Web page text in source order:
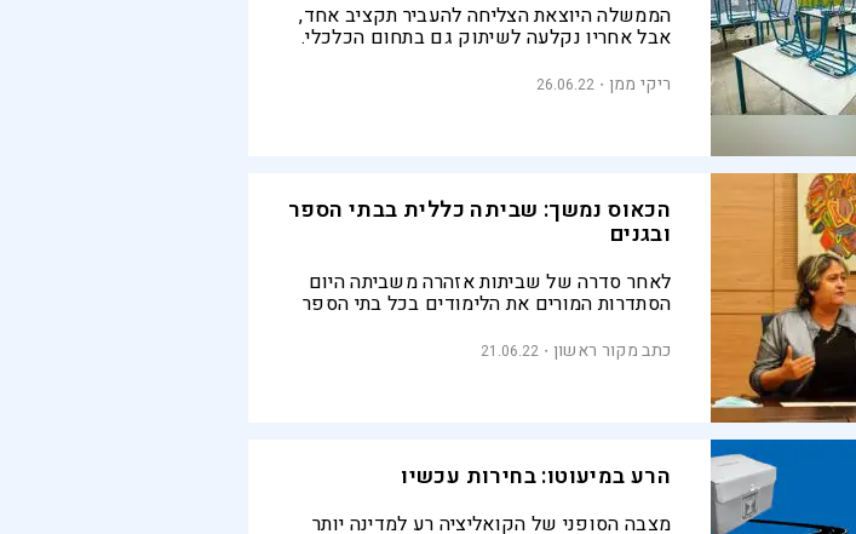
הממשלה היוצאת הצליחה להעביר תקציב אחד,
אבל אחריו נקלעה לשיתוק גם בתחום הכלכלי.
עם המורים, היא גלגלה הלאה
ריקי ממן 26.06.22
הכאוס נמשך: שביתה כללית בבתי הספר
ובגנים
לאחר סדרה של שביתות אזהרה משביתה היום
הסתדרות המורים את הלימודים בכל בתי הספר
קיבלנו אפילו הצעה קונקרטית אחת"
כתב מקור ראשון 21.06.22
הרע במיעוטו: בחירות עכשיו
מצבה הסופני של הקואליציה רע למדינה יותר